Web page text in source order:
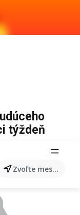
Zvoľte mesto
týždeň